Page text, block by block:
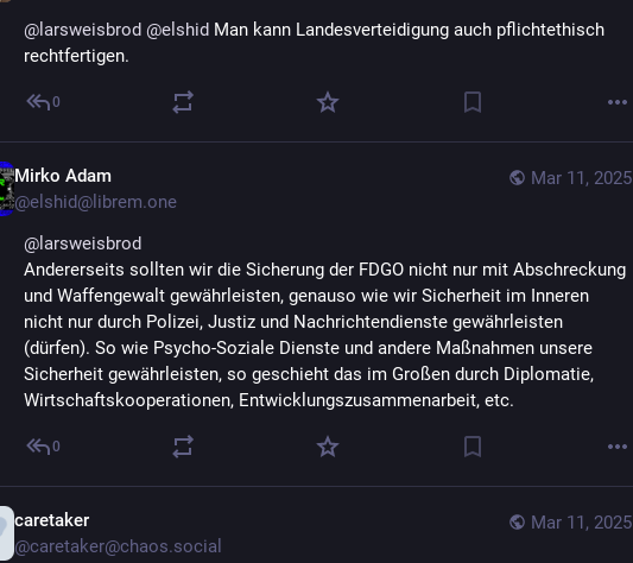
@ larsweisbrod @elshid Man kann Landesverteidigung auch pflichtethisch
rechtfertigen.
0
Mar 11, 2025
Mirko Adam
@elshid@librem.one
@ larsweisbrod
Andererseits sollten wir die Sicherung der FDGO nicht nur mit Abschreckung
und Waffengewalt gewährleisten, genauso wie wir Sicherheit im Inneren
nicht nur durch Polizei, Justiz und Nachrichtendienste gewährleisten
(dürfen). So wie Psycho-Soziale Dienste und andere Maßnahmen unsere
Sicherheit gewährleisten, so geschieht das im Großen durch Diplomatie,
Wirtschaftskooperationen, Entwicklungszusammenarbeit, etc.
0
Mar 11, 2025
caretaker
@caretaker@chaos.social